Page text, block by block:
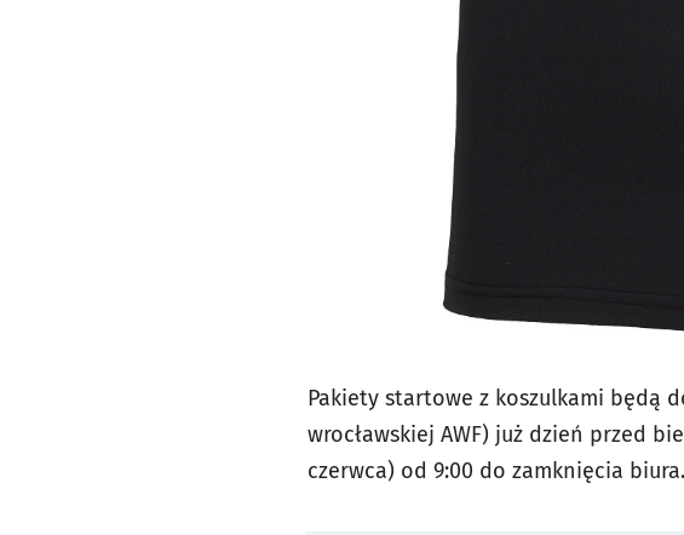
Pakiety startowe z koszulkami będą
wrocławskiej AWF) już dzień przed
czerwca) od 9:00 do zamknięcia biura.